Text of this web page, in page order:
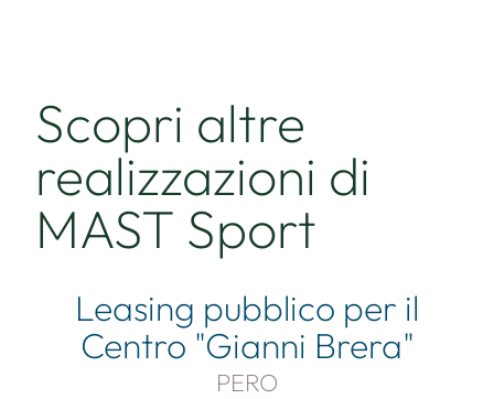
Scopri altre
realizzazioni di
MAST Sport
Leasing pubblico per il
Centro "Gianni Brera"
PERO